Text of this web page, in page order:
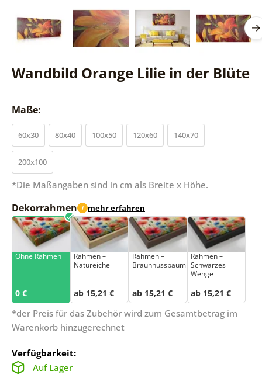
Wandbild Orange Lilie in der Blüte
Maße:
60x30 80x40 100x50 120x60 140x70
200x100
*Die Maßangaben sind in cm als Breite x Höhe.
Dekorrahmen i mehr erfahren
Ohne Rahmen
0 €
Rahmen –
Natureiche
ab 15,21 €
Rahmen –
Braunnussbaum
ab 15,21 €
Rahmen –
Schwarzes
Wenge
ab 15,21 €
*der Preis für das Zubehör wird zum Gesamtbetrag im
Warenkorb hinzugerechnet
Verfügbarkeit:
Auf Lager